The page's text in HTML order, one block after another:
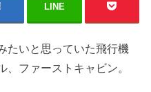
LINE
たいと思っていた飛行機
、ファーストキャビン。